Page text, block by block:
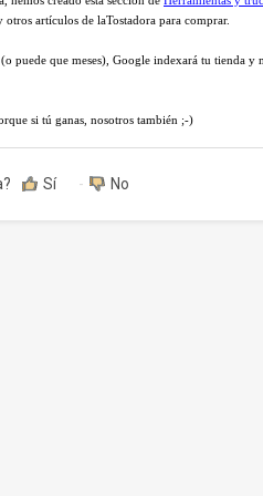
otros artículos de laTostadora para comprar.
puede que meses), Google indexará tu tienda
si tú ganas, nosotros también ;-)
Sí No